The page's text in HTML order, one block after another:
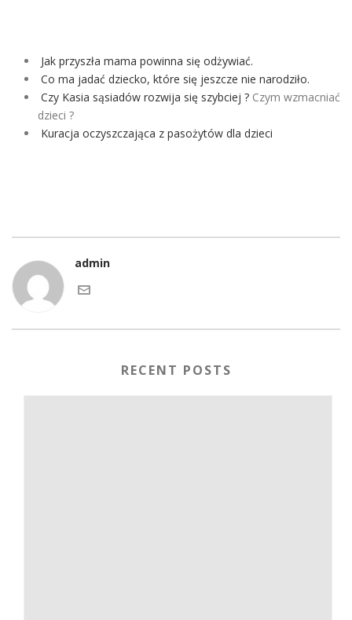
Jak przyszła mama powinna się odżywiać.
Co ma jadać dziecko, które się jeszcze nie narodziło.
Czy Kasia sąsiadów rozwija się szybciej ?Czym wzmacniać
dzieci ?
Kuracja oczyszczająca z pasożytów dla dzieci
admin
RECENT POSTS